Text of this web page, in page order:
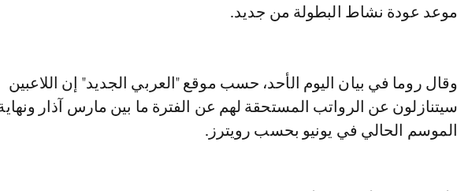
موعد عودة نشاط البطولة من جديد.
وقال روما في بيان اليوم الأحد، حسب موقع "العربي الجديد" إن اللاعبين
سيتنازلون عن الرواتب المستحقة لهم عن الفترة ما بين مارس آذار
الموسم الحالي في يونيو بحسب رويترز.